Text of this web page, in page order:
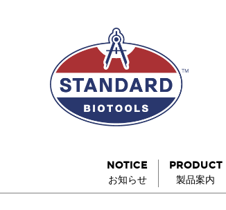
NOTICE
お知らせ
PRODUCT
製品案内